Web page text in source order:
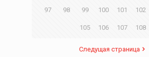
97 98 99 100 101 102
105 106 107 108
Следущая страница